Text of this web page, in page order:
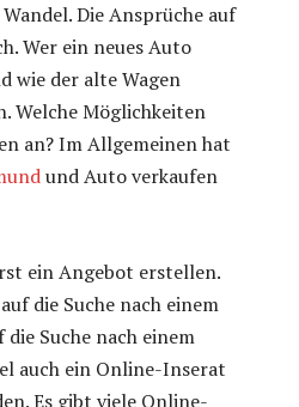
Die Ansprüche auf
Wer ein neues Auto
wie der alte Wagen
Welche Möglichkeiten
an? Im Allgemeinen hat
und Auto verkaufen
ein Angebot erstellen.
die Suche nach einem
Suche nach einem
auch ein Online-Inserat
Es gibt viele Online-